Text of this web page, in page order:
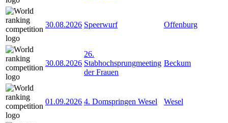
30.08.2026 Speerwurf Offenburg
30.08.2026
26.
Stabhochsprungmeeting
der Frauen
Beckum
01.09.2026 4. Domspringen Wesel Wesel